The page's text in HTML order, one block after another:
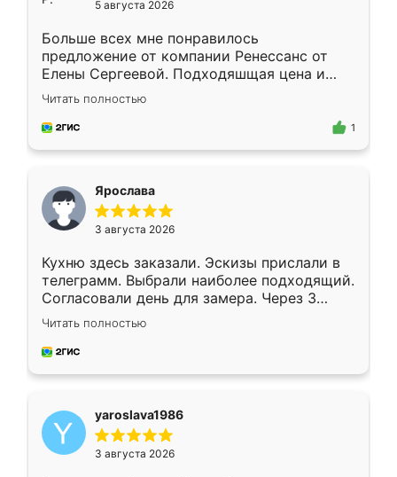
5 августа 2026
Больше всех мне понравилось
предложение от компании Ренессанс от
Елены Сергеевой. Подходяшщая цена и
короткие сроки изготовления. Приехавший
для замера сотрудник Владислав
предложил по моему эскизу самый
Читать полностью
1
Ярослава
3 августа 2026
Кухню здесь заказали. Эскизы прислали в
телеграмм. Выбрали наиболее подходящий.
Согласовали день для замера. Через 3
недели кухня была уже готова. Остались
довольны работой. Спасибо Ренессанс
мебель за качественную работу!
Читать полностью
yaroslava1986
3 августа 2026